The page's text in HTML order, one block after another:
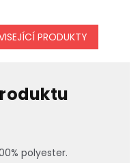
PRODUKTY
polyester.